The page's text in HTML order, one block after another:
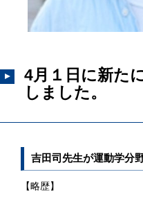
4月１日に新た
しました。
吉田司先生が運動学分
【略歴】